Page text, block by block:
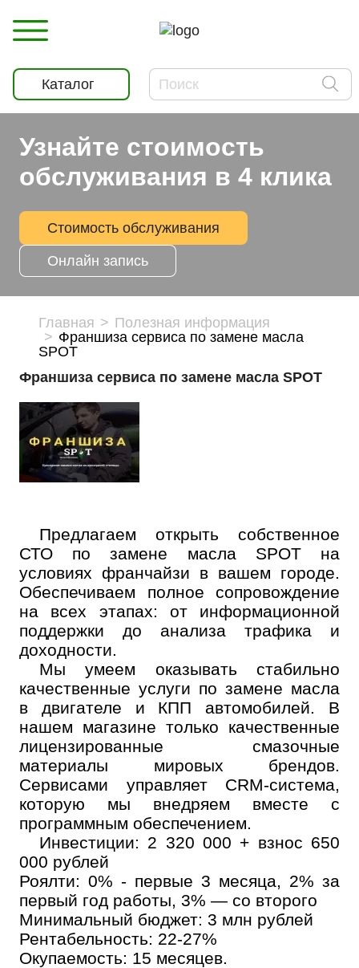
Каталог
Узнайте стоимость
обслуживания в 4 клика
Стоимость обслуживания
Онлайн запись
Главная
Полезная информация
Франшиза сервиса по замене масла
SPOT
Франшиза сервиса по замене масла SPOT
Предлагаем открыть собственное
СТО по замене масла SPOT на
условиях франчайзи в вашем городе.
Обеспечиваем полное сопровождение
на всех этапах: от информационной
поддержки до анализа трафика и
доходности.
Мы умеем оказывать стабильно
качественные услуги по замене масла
в двигателе и КПП автомобилей. В
нашем магазине только качественные
лицензированные смазочные
материалы мировых брендов.
Сервисами управляет CRM-система,
которую мы внедряем вместе с
программным обеспечением.
Инвестиции: 2 320 000 + взнос 650
000 рублей
Роялти: 0% - первые 3 месяца, 2% за
первый год работы, 3% — со второго
Минимальный бюджет: 3 млн рублей
Рентабельность: 22-27%
Окупаемость: 15 месяцев.